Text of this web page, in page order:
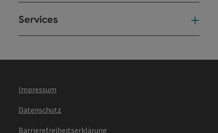
Services
Impressum
Datenschutz
Barrierefreiheitserklärung